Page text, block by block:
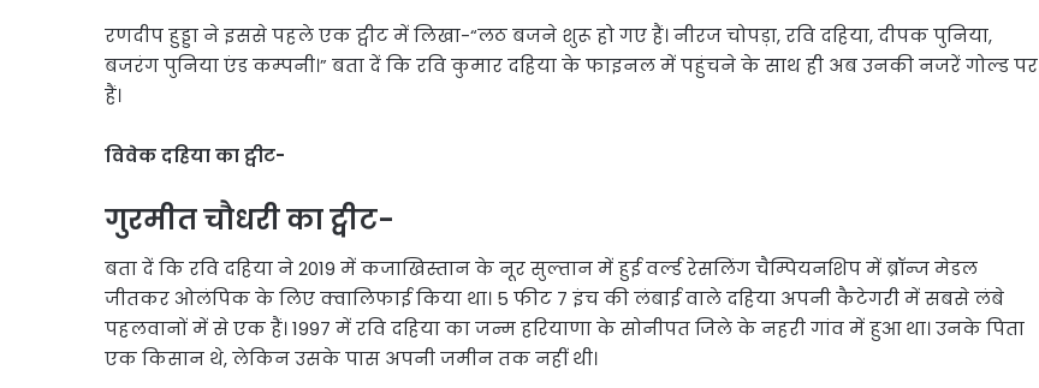
रणदीप हुड्डा ने इससे पहले एक ट्वीट में लिखा-“लठ बजने शुरू हो गए हैं। नीरज चोपड़ा, रवि दहिया, दीपक पुनिया,
बजरंग पुनिया एंड कम्पनी।” बता दें कि रवि कुमार दहिया के फाइनल में पहुंचने के साथ ही अब उनकी नजरें गोल्ड पर
हैं।
विवेक दहिया का ट्वीट-
गुरमीत चौधरी का ट्वीट-
बता दें कि रवि दहिया ने 2019 में कजाखिस्तान के नूर सुल्तान में हुई वर्ल्ड रेसलिंग चैम्पियनशिप में ब्रॉन्ज मेडल
जीतकर ओलंपिक के लिए क्वालिफाई किया था। 5 फीट 7 इंच की लंबाई वाले दहिया अपनी कैटेगरी में सबसे लंबे
पहलवानों में से एक हैं। 1997 में रवि दहिया का जन्म हरियाणा के सोनीपत जिले के नहरी गांव में हुआ था। उनके पिता
एक किसान थे, लेकिन उसके पास अपनी जमीन तक नहीं थी।